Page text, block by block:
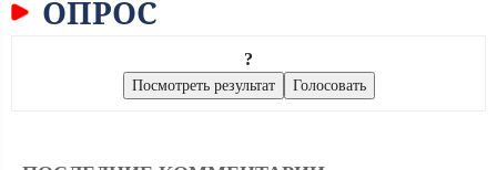
ОПРОС
?